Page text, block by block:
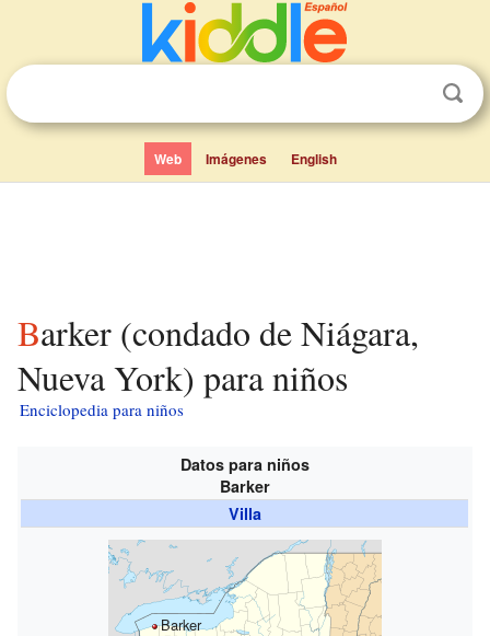
Web Imágenes English
Barker (condado de Niágara,
Nueva York) para niños
Enciclopedia para niños
Datos para niños
Barker
Villa
Barker